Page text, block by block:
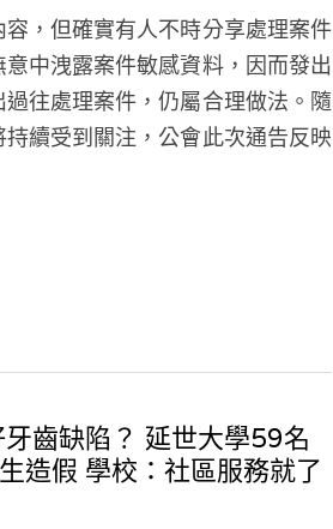
，但確實有人不時分享處理案件
中洩露案件敏感資料，因而發出
往處理案件，仍屬合理做法。隨
續受到關注，公會此次通告反映
牙齒缺陷？ 延世大學59名
造假 學校：社區服務就了